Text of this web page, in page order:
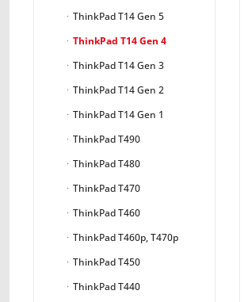
ThinkPad T14 Gen 5
ThinkPad T14 Gen 4
ThinkPad T14 Gen 3
ThinkPad T14 Gen 2
ThinkPad T14 Gen 1
ThinkPad T490
ThinkPad T480
ThinkPad T470
ThinkPad T460
ThinkPad T460p, T470p
ThinkPad T450
ThinkPad T440